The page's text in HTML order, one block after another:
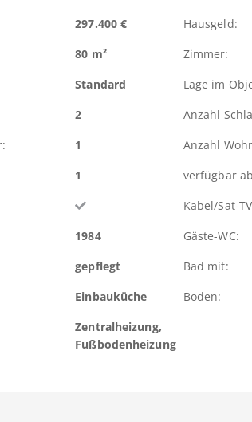
297.400 € Hausgeld:
80 m² Zimmer:
Standard Lage im
2 Anzahl
1 Anzahl
1 verfügbar
Kabel/Sat-
1984
Gäste-WC:
gepflegt Bad mit:
Einbauküche Boden:
Zentralheizung,
Fußbodenheizung